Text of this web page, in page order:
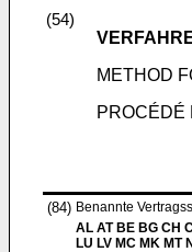
(54)
METHOD
PROCÉDÉ
(84) Benannte
AL AT BE BG CH
LU LV MC MK MT